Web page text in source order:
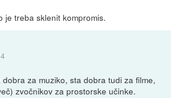
je treba sklenit kompromis.
za muziko, sta dobra tudi za filme,
zvočnikov za prostorske učinke.